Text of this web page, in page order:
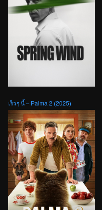
เร็วๆ นี้ – Palma 2 (2025)